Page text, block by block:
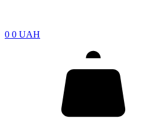
0 0 UAH